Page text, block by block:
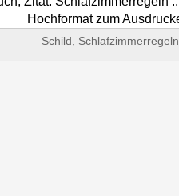
Schild, Schlafzimmerregeln